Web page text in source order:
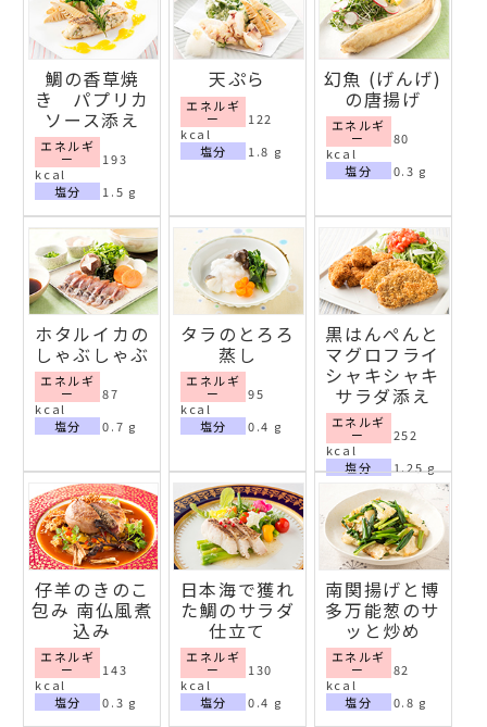
鯛の香草焼
き パプリカ
ソース添え
エネルギ
ー
193
kcal
塩分
1.5 g
天ぷら
エネルギ
ー
122
kcal
塩分
1.8 g
幻魚 (げんげ)
の唐揚げ
エネルギ
ー
80
kcal
塩分
0.3 g
ホタルイカの
しゃぶしゃぶ
エネルギ
ー
87
kcal
塩分
0.7 g
タラのとろろ
蒸し
エネルギ
ー
95
kcal
塩分
0.4 g
黒はんぺんと
マグロフライ
シャキシャキ
サラダ添え
エネルギ
ー
252
kcal
塩分
1.25 g
仔羊のきのこ
包み 南仏風煮
込み
エネルギ
ー
143
kcal
塩分
0.3 g
日本海で獲れ
た鯛のサラダ
仕立て
エネルギ
ー
130
kcal
塩分
0.4 g
南関揚げと博
多万能葱のサ
ッと炒め
エネルギ
ー
82
kcal
塩分
0.8 g